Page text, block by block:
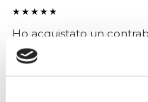
★★★★★
Ho acquistato un
microfono
cavi vari come regali